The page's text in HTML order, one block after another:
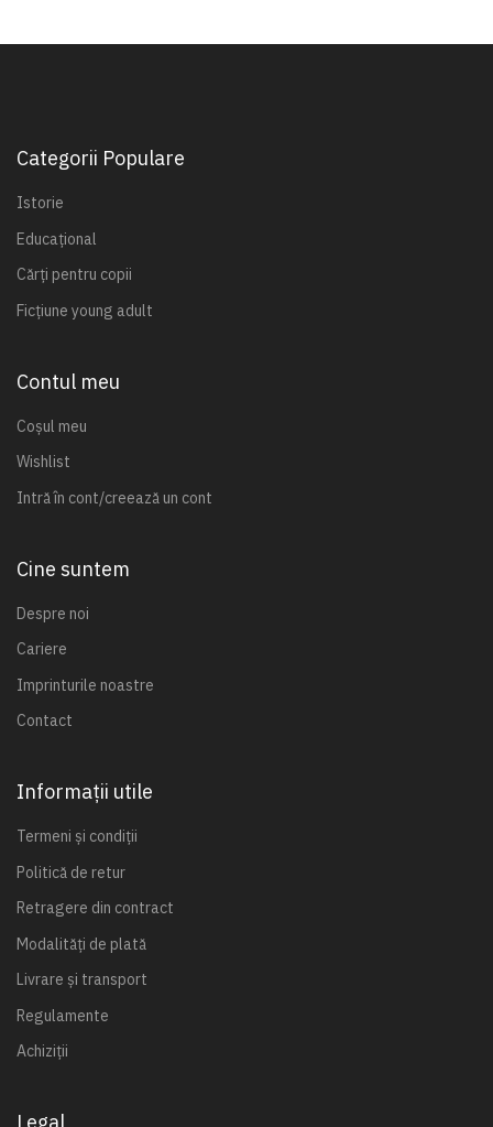
Categorii Populare
Istorie
Educațional
Cărți pentru copii
Ficțiune young adult
Contul meu
Coșul meu
Wishlist
Intră în cont/creează un cont
Cine suntem
Despre noi
Cariere
Imprinturile noastre
Contact
Informații utile
Termeni și condiții
Politică de retur
Retragere din contract
Modalități de plată
Livrare și transport
Regulamente
Achiziții